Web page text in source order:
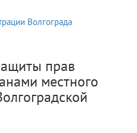
Волгограда
прав
местного